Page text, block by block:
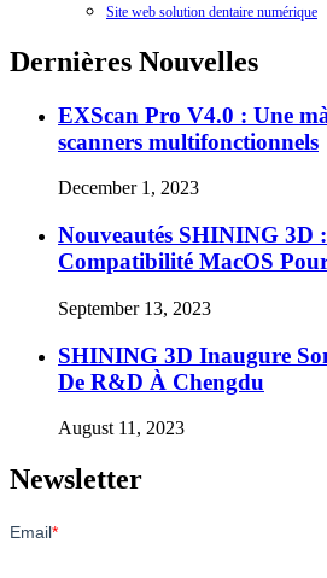
Site web solution dentaire numérique
Dernières Nouvelles
EXScan Pro V4.0 : Une
scanners multifonctionnels
December 1, 2023
Nouveautés SHINING 3D
Compatibilité MacOS
September 13, 2023
SHINING 3D Inaugure
De R&D À Chengdu
August 11, 2023
Newsletter